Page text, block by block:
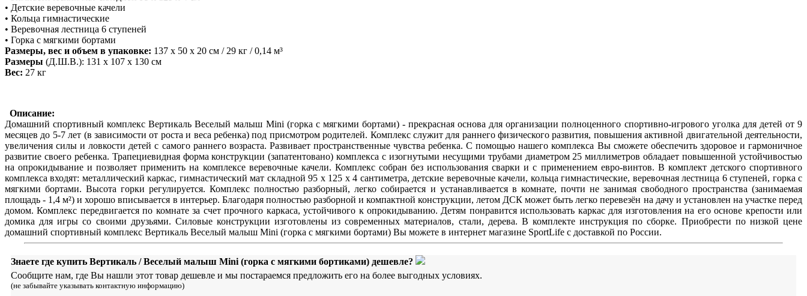
• Детские веревочные качели
• Кольца гимнастические
• Веревочная лестница 6 ступеней
• Горка с мягкими бортами
Размеры, вес и объем в упаковке: 137 х 50 х 20 см / 29 кг / 0,14 м³
Размеры (Д.Ш.В.): 131 х 107 х 130 см
Вес: 27 кг
Описание:
Домашний спортивный комплекс Вертикаль Веселый малыш Mini (горка с мягкими бортами) - прекрасная основа для организации полноценного спортивно-игрового уголка для детей от 9
месяцев до 5-7 лет (в зависимости от роста и веса ребенка) под присмотром родителей. Комплекс служит для раннего физического развития, повышения активной двигательной деятельности,
увеличения силы и ловкости детей с самого раннего возраста. Развивает пространственные чувства ребенка. С помощью нашего комплекса Вы сможете обеспечить здоровое и гармоничное
развитие своего ребенка. Трапециевидная форма конструкции (запатентовано) комплекса с изогнутыми несущими трубами диаметром 25 миллиметров обладает повышенной устойчивостью
на опрокидывание и позволяет применить на комплексе веревочные качели. Комплекс собран без использования сварки и с применением евро-винтов. В комплект детского спортивного
комплекса входят: металлический каркас, гимнастический мат складной 95 х 125 х 4 сантиметра, детские веревочные качели, кольца гимнастические, веревочная лестница 6 ступеней, горка с
мягкими бортами. Высота горки регулируется. Комплекс полностью разборный, легко собирается и устанавливается в комнате, почти не занимая свободного пространства (занимаемая
площадь - 1,4 м²) и хорошо вписывается в интерьер. Благодаря полностью разборной и компактной конструкции, летом ДСК может быть легко перевезён на дачу и установлен на участке перед
домом. Комплекс передвигается по комнате за счет прочного каркаса, устойчивого к опрокидыванию. Детям понравится использовать каркас для изготовления на его основе крепости или
домика для игры со своими друзьями. Силовые конструкции изготовлены из современных материалов, стали, дерева. В комплекте инструкция по сборке. Приобрести по низкой цене
домашний спортивный комплекс Вертикаль Веселый малыш Mini (горка с мягкими бортами) Вы можете в интернет магазине SportLife с доставкой по России.
Знаете где купить Вертикаль / Веселый малыш Mini (горка с мягкими бортиками) дешевле?
Сообщите нам, где Вы нашли этот товар дешевле и мы постараемся предложить его на более выгодных условиях.
(не забывайте указывать контактную информацию)